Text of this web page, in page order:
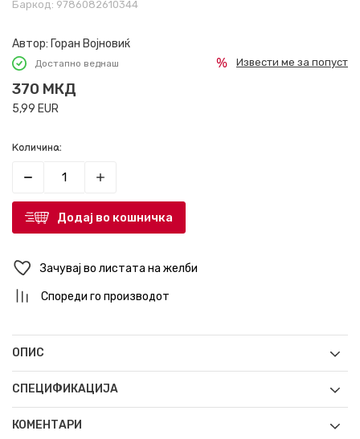
Баркод: 9786082610344
Автор: Горан Војновиќ
Достапно веднаш
370 МКД
5,99 EUR
Извести ме за попуст
Количина:
Додај во кошничка
Зачувај во листата на желби
Спореди го производот
ОПИС
СПЕЦИФИКАЦИЈА
КОМЕНТАРИ